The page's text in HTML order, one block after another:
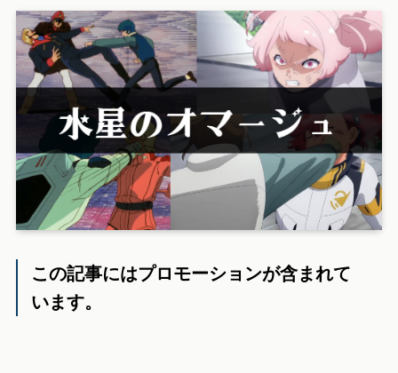
この記事にはプロモーションが含まれて
います。